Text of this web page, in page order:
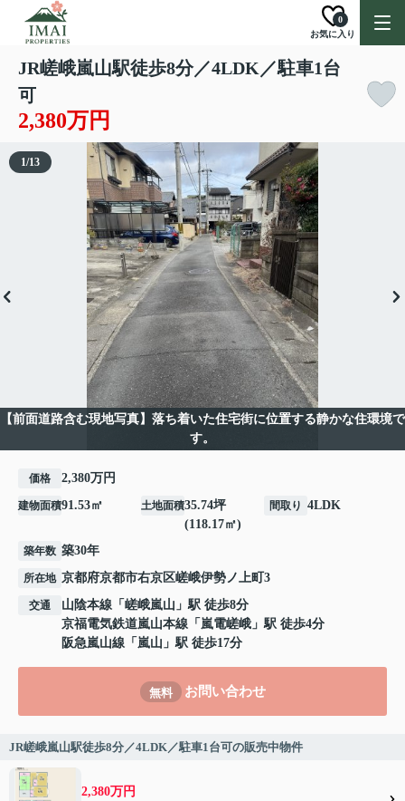
お気に入り
0
JR嵯峨嵐山駅徒歩8分／4LDK／駐車1台
可
2,380万円
【前面道路含む現地写真】落ち着いた住宅街に位置する静かな住環境で
す。
1/13
価格 2,380万円
建物面積91.53㎡ 土地面積35.74坪
(118.17㎡)
間取り 4LDK
築年数 築30年
所在地 京都府京都市右京区嵯峨伊勢ノ上町 3
交通 山陰本線 「 嵯峨嵐山 」駅 徒歩8分
京福電気鉄道嵐山本線 「 嵐電嵯峨 」駅 徒歩4分
阪急嵐山線 「 嵐山 」駅 徒歩17分
無料 お問い合わせ
JR嵯峨嵐山駅徒歩8分／4LDK／駐車1台可の販売中物件
2,380万円